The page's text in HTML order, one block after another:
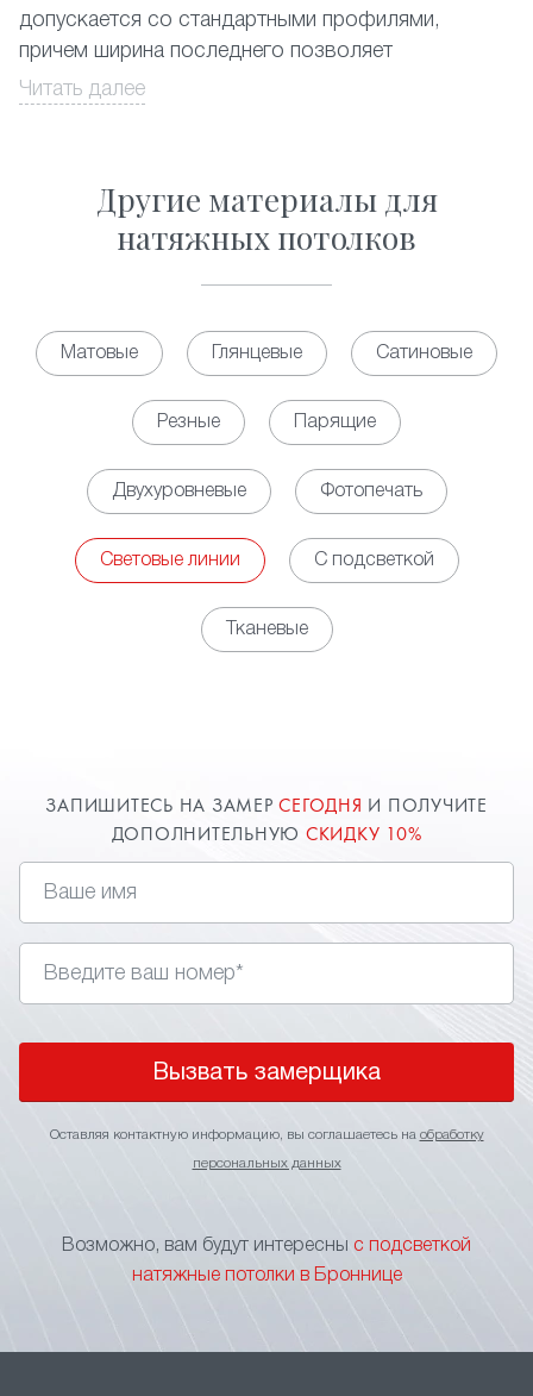
допускается со стандартными профилями,
причем ширина последнего позволяет
устанавливать даже наиболее мощные
Натяжные потолки со световыми линиями,
почему да?
Выбор в пользу световых линий обусловлен
светодиодных линий позволяет обеспечить
равномерное, мягкое свечение по всей площади
помещения, выступая полноценной заменой для
освещения на основе установки точечных
контроллера появляется возможность управлять
от потребности.
• Декоративная функция. Наличие световых линий
на потолке обеспечивает оригинальный облик
пространству, но при этом необходимо заранее
Возможны комбинации нескольких вариантов или
изменение цветовой палитры от команд с пульта
управления. Главное правильно подобрать стиль,
так как подсветка не подходит для классических
интерьеров.
в интерьере световых линий позволяет визуально
пространство помещения или выделить
определенный участок.
оптимальное решение для зонирования
пространства без применения перегородок
перемещения. Тонкие световые линии на потолке
станут прекрасным указателем границы
Читать далее
Другие материалы для
натяжных потолков
Матовые Глянцевые Сатиновые
Резные Парящие
Двухуровневые Фотопечать
Световые линии С подсветкой
Тканевые
ЗАПИШИТЕСЬ НА ЗАМЕРСЕГОДНЯ И ПОЛУЧИТЕ
ДОПОЛНИТЕЛЬНУЮ СКИДКУ 10%
Вызвать замерщика
Оставляя контактную информацию, вы соглашаетесь на обработку
персональных данных
Возможно, вам будут интересны с подсветкой
натяжные потолки в Броннице